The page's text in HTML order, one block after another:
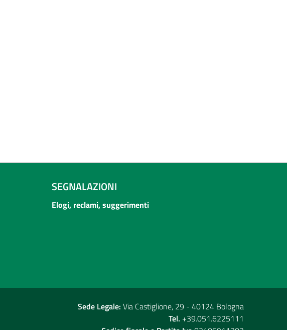
SEGNALAZIONI
Elogi, reclami, suggerimenti
Sede Legale: Via Castiglione, 29 - 40124 Bologna
Tel. +39.051.6225111